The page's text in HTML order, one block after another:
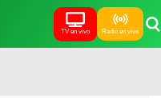
TV en vivo Radio en vivo